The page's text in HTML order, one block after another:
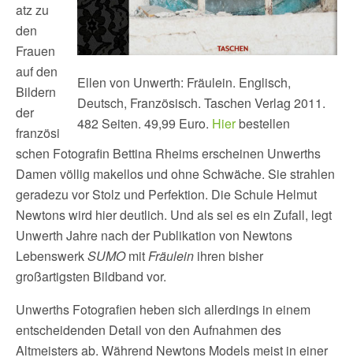
Ellen von Unwerth: Fräulein. Englisch,
Deutsch, Französisch. Taschen Verlag 2011.
482 Seiten. 49,99 Euro. Hierbestellen
atz zu
den
Frauen
auf den
Bildern
der
französi
schen Fotografin Bettina Rheims erscheinen Unwerths
Damen völlig makellos und ohne Schwäche. Sie strahlen
geradezu vor Stolz und Perfektion. Die Schule Helmut
Newtons wird hier deutlich. Und als sei es ein Zufall, legt
Unwerth Jahre nach der Publikation von Newtons
LebenswerkSUMOmitFräulein ihren bisher
großartigsten Bildband vor.
Unwerths Fotografien heben sich allerdings in einem
entscheidenden Detail von den Aufnahmen des
Altmeisters ab. Während Newtons Models meist in einer